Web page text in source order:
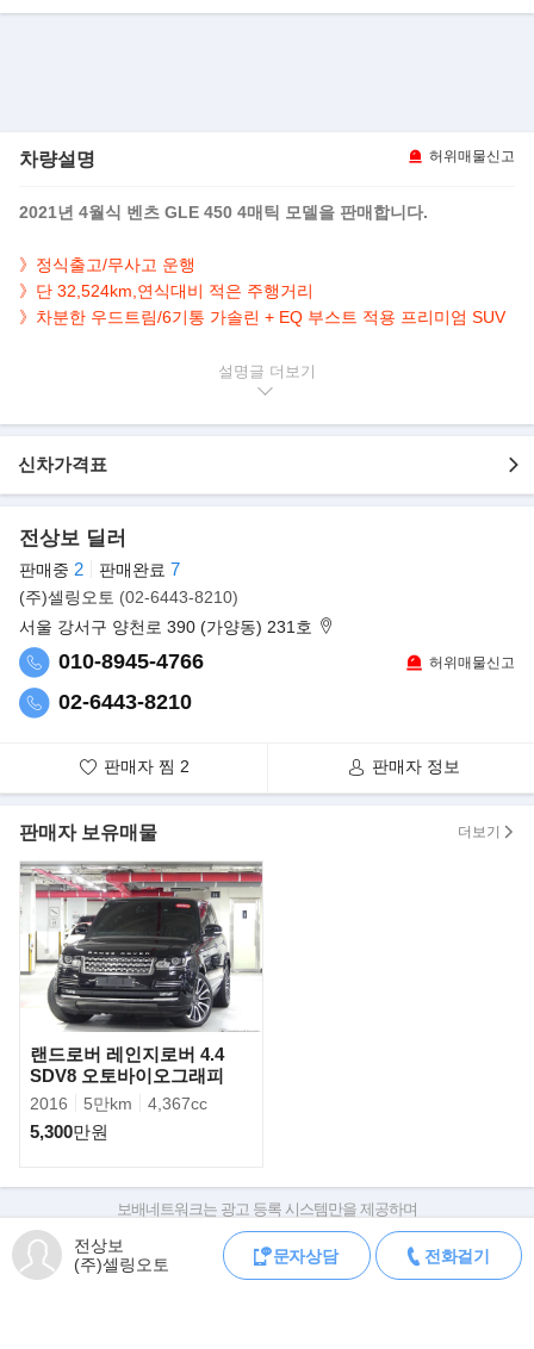
차량설명 허위매물신고
2021년 4월식 벤츠 GLE 450 4매틱 모델을 판매합니다.
》정식출고/무사고 운행
》단 32,524km,연식대비 적은 주행거리
》차분한 우드트림/6기통 가솔린 + EQ 부스트 적용 프리미엄 SUV
- 연식대비 짧은주행
- 부메스터 오디오 시스템
- MHEV 시스템 EQ 부스트 적용
- 우아한 화이트바디 + 블랙시트
- 안정적인 4매틱 + 3.0L 6기통 프리미엄 SUV
▶벤츠, 풀체인지 프리미엄 SUV 'GLE'
풀체인지로 돌아온 벤츠 GLE는 1997년 M-클래스라는 이름으로 프
리미엄 SUV 세그먼트를 개척했으며,
2015년 지금의 이름으로 재탄생했다. 1997년 출시 이후 전 세계적
-벤츠 SUV 모델 중 가장 사랑받는 모델로 자리 잡았다.
리의 진수'다. 긴 휠베이스와 짧은 오버행,
큰 플러시-피티드 휠(flush-fitted wheels)로 이루어진 차체의 비율은
어떤 주행 환경에서도 스타일리시함과
안정감을 제공한다.
설명글
신차가격표
전상보 딜러
판매중 2 판매완료 7
(주)셀링오토 (02-6443-8210)
서울 강서구 양천로 390 (가양동) 231호
010-8945-4766
02-6443-8210
허위매물신고
판매자 찜 2 판매자 정보
판매자 보유매물 더보기
랜드로버 레인지로버 4.4
SDV8 오토바이오그래피
2016 5만km 4,367cc
5,300만원
전상보
(주)셀링오토
문자상담 전화걸기
보배네트워크는 광고 등록 시스템만을 제공하며
판매자가 직접 등록한 내용에 대한 모든 책임은 판매자에게 있습니다.
차량 구매 시 차량등록증, 성능점검기록부, 실제 차량 상태,
차대번호 조회로 직접 정보를 확인하세요.